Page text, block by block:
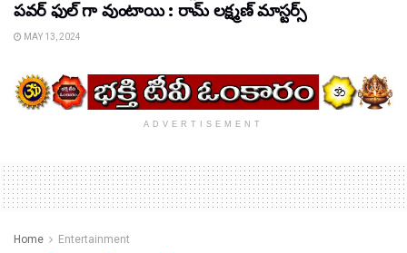
పవర్ ఫుల్ గా వుంటాయి : రామ్ లక్ష్మణ్ మాస్టర్స్
MAY 13, 2024
ADVERTISEMENT
Home Entertainment